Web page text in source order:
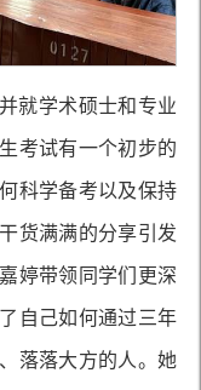
就学术硕士和专业
考试有一个初步的
科学备考以及保持
货满满的分享引发
婷带领同学们更深
自己如何通过三年
落落大方的人。她